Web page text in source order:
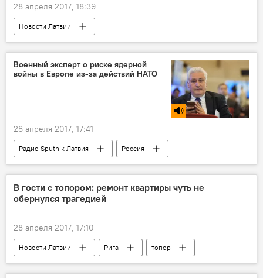
28 апреля 2017, 18:39
Новости Латвии
Военный эксперт о риске ядерной
войны в Европе из-за действий НАТО
28 апреля 2017, 17:41
Радио Sputnik Латвия
Россия
Игорь Коротченко
НАТО
мнение
В гости с топором: ремонт квартиры чуть не
обернулся трагедией
28 апреля 2017, 17:10
Новости Латвии Рига
топор
соседи
ссора